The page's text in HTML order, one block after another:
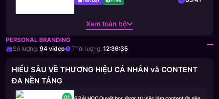
Xem toàn bộ
PERSONAL BRANDING
Số lượng: 94 video Thời lượng: 12:36:35
HIỂU SÂU VỀ THƯƠNG HIỆU CÁ NHÂN và CONTENT
ĐA NỀN TẢNG
01